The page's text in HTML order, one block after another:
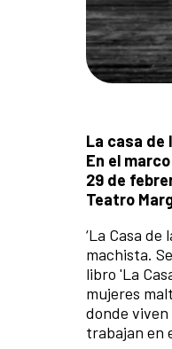
La casa de
En el
29 de
Teatro
‘La Casa
machista.
libro 'La
mujeres
donde
trabajan en